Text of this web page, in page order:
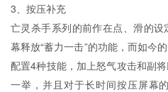
3、按压补充
亡灵杀手系列的前作在点、滑的
幕释放“蓄力一击”的功能，而如今
配置4种技能，加上怒气攻击和副
一举，并且对于长时间按压屏幕